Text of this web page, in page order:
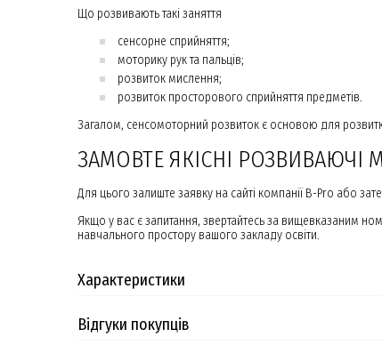
Що розвивають такі заняття
сенсорне сприйняття;
моторику рук та пальців;
розвиток мислення;
розвиток просторового сприйняття предметів.
Загалом, сенсомоторний розвиток є основою для
ЗАМОВТЕ ЯКІСНІ РОЗВИВАЮЧІ
Для цього залиште заявку на сайті компанії B-Pro або
Якщо у вас є запитання, звертайтесь за вищевказаним
навчального простору вашого закладу освіти.
Характеристики
Відгуки покупців